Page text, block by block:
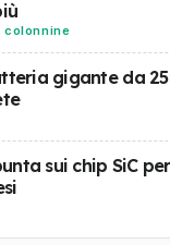
colonnine
gigante da
sui chip SiC